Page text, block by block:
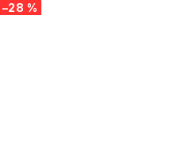
–28 %